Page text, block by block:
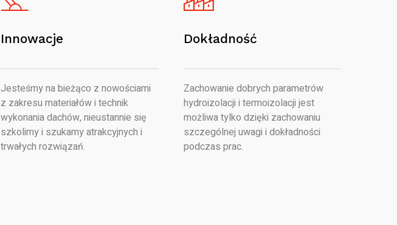
Innowacje
Jesteśmy na bieżąco z nowościami
z zakresu materiałów i technik
wykonania dachów, nieustannie się
szkolimy i szukamy atrakcyjnych i
trwałych rozwiązań.
Dokładność
Zachowanie dobrych parametrów
hydroizolacji i termoizolacji jest
możliwa tylko dzięki zachowaniu
szczególnej uwagi i dokładności
podczas prac.